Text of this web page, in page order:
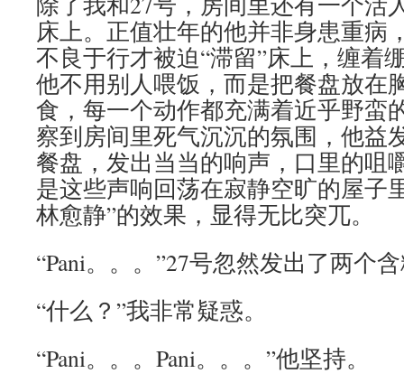
床上。正值壮年的他并非身患重病
不良于行才被迫“滞留”床上，缠着
他不用别人喂饭，而是把餐盘放在
食，每一个动作都充满着近乎野蛮
察到房间里死气沉沉的氛围，他益
餐盘，发出当当的响声，口里的咀
是这些声响回荡在寂静空旷的屋子
林愈静”的效果，显得无比突兀。
“Pani。。。”27号忽然发出了两个
“什么？”我非常疑惑。
“Pani。。。Pani。。。”他坚持。